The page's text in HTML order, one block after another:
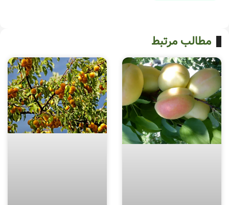
مطالب مرتبط